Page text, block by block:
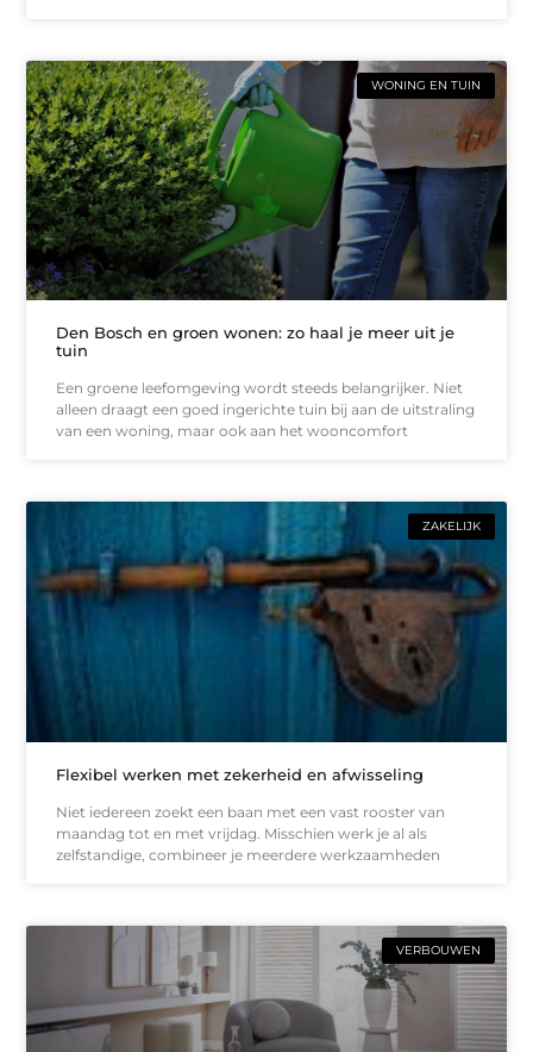
WONING EN TUIN
Den Bosch en groen wonen: zo haal je meer uit je
tuin
Een groene leefomgeving wordt steeds belangrijker. Niet
alleen draagt een goed ingerichte tuin bij aan de uitstraling
van een woning, maar ook aan het wooncomfort
ZAKELIJK
Flexibel werken met zekerheid en afwisseling
Niet iedereen zoekt een baan met een vast rooster van
maandag tot en met vrijdag. Misschien werk je al als
zelfstandige, combineer je meerdere werkzaamheden
VERBOUWEN